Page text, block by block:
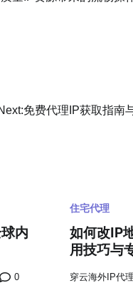
免费代理IP获取指南
内
0
住宅代理
如何改IP
用技巧与
穿云海外IP代理